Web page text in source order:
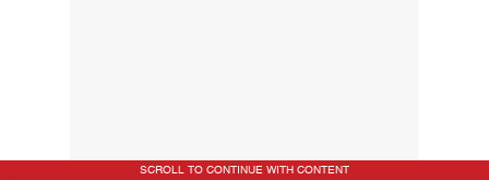
SCROLL TO CONTINUE WITH CONTENT